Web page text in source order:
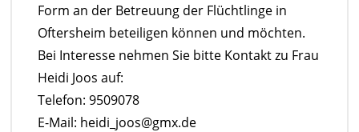
Form an der Betreuung der Flüchtlinge in
Oftersheim beteiligen können und möchten.
Bei Interesse nehmen Sie bitte Kontakt zu Frau
Heidi Joos auf:
Telefon: 9509078
E-Mail: heidi_joos@gmx.de